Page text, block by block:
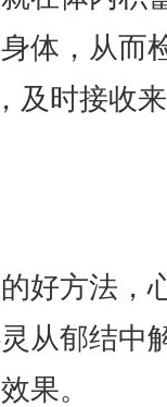
体，从而
及时接收
方法，
从郁结中
果。